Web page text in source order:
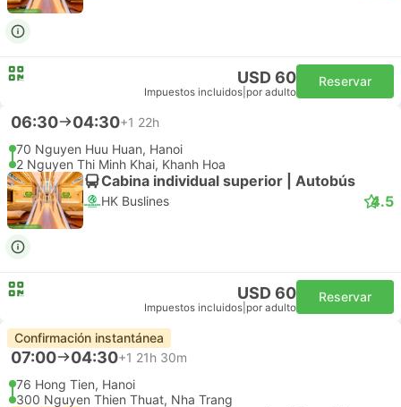
USD 60
Impuestos incluidos por adulto
Reservar
06:30 04:30+1 22h
70 Nguyen Huu Huan, Hanoi
2 Nguyen Thi Minh Khai, Khanh Hoa
Cabina individual superior | Autobús
HK Buslines 4.5
USD 60
Impuestos incluidos por adulto
Reservar
Confirmación instantánea
07:00 04:30+1 21h 30m
76 Hong Tien, Hanoi
300 Nguyen Thien Thuat, Nha Trang